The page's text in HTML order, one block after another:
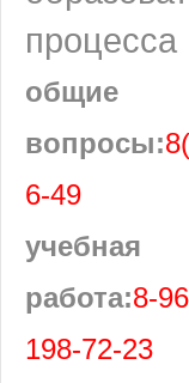
процесса
общие
вопросы:
6-49
учебная
работа:8-
198-72-23